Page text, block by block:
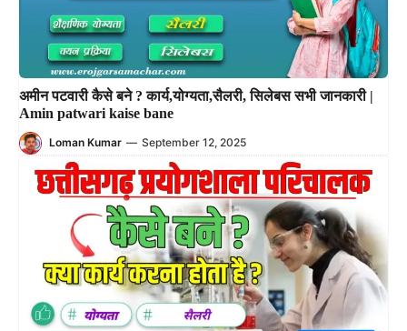
अमीन पटवारी कैसे बने ? कार्य,योग्यता,सैलरी, सिलेबस सभी जानकारी |
Amin patwari kaise bane
Loman Kumar — September 12, 2025